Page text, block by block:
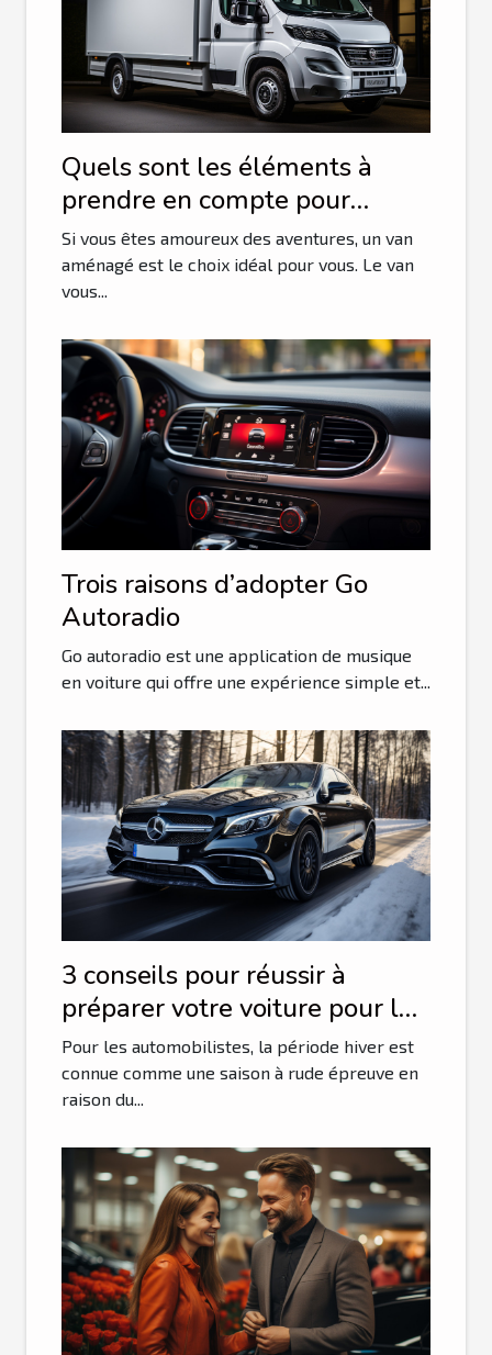
Quels sont les éléments à
prendre en compte pour
choisir son van ?
Si vous êtes amoureux des aventures, un van
aménagé est le choix idéal pour vous. Le van
vous...
Trois raisons d’adopter Go
Autoradio
Go autoradio est une application de musique
en voiture qui offre une expérience simple et...
3 conseils pour réussir à
préparer votre voiture pour la
saison hivernale
Pour les automobilistes, la période hiver est
connue comme une saison à rude épreuve en
raison du...